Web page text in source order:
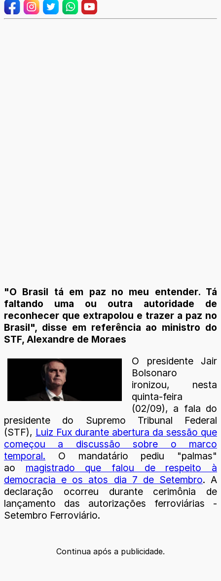
"O Brasil tá em paz no meu entender. Tá
faltando uma ou outra autoridade de
reconhecer que extrapolou e trazer a paz no
Brasil", disse em referência ao ministro do
STF, Alexandre de Moraes
O presidente Jair
Bolsonaro
ironizou, nesta
quinta-feira
(02/09), a fala do
presidente do Supremo Tribunal Federal
(STF), Luiz Fux durante abertura da sessão que
começou a discussão sobre o marco
temporal. O mandatário pediu "palmas"
ao magistrado que falou de respeito à
democracia e os atos dia 7 de Setembro. A
declaração ocorreu durante cerimônia de
lançamento das autorizações ferroviárias -
Setembro Ferroviário.
Continua após a publicidade.